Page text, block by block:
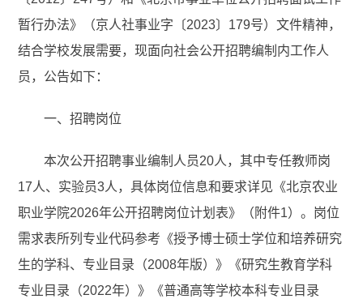
暂行办法》（京人社事业字〔2023〕179号）文件精神，
结合学校发展需要，现面向社会公开招聘编制内工作人
员，公告如下：
一、招聘岗位
本次公开招聘事业编制人员20人，其中专任教师岗
17人、实验员3人，具体岗位信息和要求详见《北京农业
职业学院2026年公开招聘岗位计划表》（附件1）。岗位
需求表所列专业代码参考《授予博士硕士学位和培养研究
生的学科、专业目录（2008年版）》《研究生教育学科
专业目录（2022年）》《普通高等学校本科专业目录